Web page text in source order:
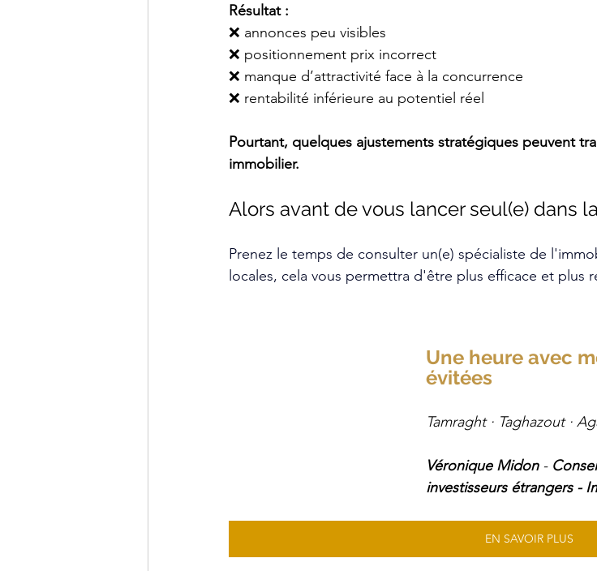
Résultat :
❌ annonces peu visibles
❌ positionnement prix incorrect
❌ manque d’attractivité face à la concurrence
❌ rentabilité inférieure au potentiel réel
Pourtant, quelques ajustements stratégiques peuvent
immobilier.
Alors avant de vous lancer seul(e) dans
Prenez le temps de consulter un(e) spécialiste de
locales, cela vous permettra d'être plus efficace et plus
Une heure avec
évitées
Tamraght · Taghazout ·
Véronique Midon -
investisseurs étrangers -
EN SAVOIR PLUS